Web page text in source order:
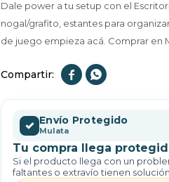
Dale power a tu setup con el
nogal/grafito, estantes para
de juego empieza acá. Comprar en
 
✓ Envío Protegido
Mulata
Tu compra llega
Si el producto llega con un
faltantes o extravío tienen